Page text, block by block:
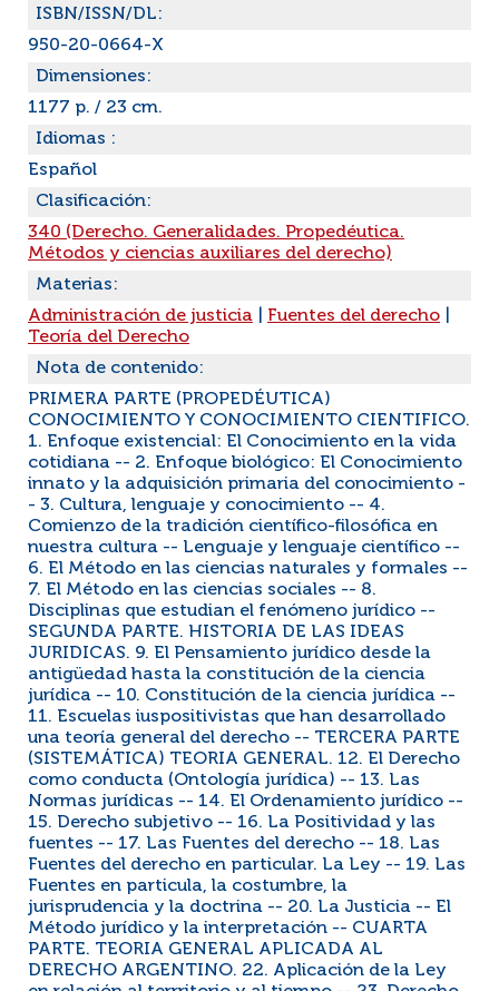
ISBN/ISSN/DL:
950-20-0664-X
Dimensiones:
1177 p. / 23 cm.
Idiomas :
Español
Clasificación:
340 (Derecho. Generalidades. Propedéutica.
Métodos y ciencias auxiliares del derecho)
Materias:
Administración de justicia
Fuentes del derecho
Teoría del Derecho
Nota de contenido:
PRIMERA PARTE (PROPEDÉUTICA)
CONOCIMIENTO Y CONOCIMIENTO CIENTIFICO.
1. Enfoque existencial: El Conocimiento en la vida
cotidiana -- 2. Enfoque biológico: El Conocimiento
innato y la adquisición primaria del conocimiento -
- 3. Cultura, lenguaje y conocimiento -- 4.
Comienzo de la tradición científico-filosófica en
nuestra cultura -- Lenguaje y lenguaje científico --
6. El Método en las ciencias naturales y formales --
7. El Método en las ciencias sociales -- 8.
Disciplinas que estudian el fenómeno jurídico --
SEGUNDA PARTE. HISTORIA DE LAS IDEAS
JURIDICAS. 9. El Pensamiento jurídico desde la
antigüedad hasta la constitución de la ciencia
jurídica -- 10. Constitución de la ciencia jurídica --
11. Escuelas iuspositivistas que han desarrollado
una teoría general del derecho -- TERCERA PARTE
(SISTEMÁTICA) TEORIA GENERAL. 12. El Derecho
como conducta (Ontología jurídica) -- 13. Las
Normas jurídicas -- 14. El Ordenamiento jurídico --
15. Derecho subjetivo -- 16. La Positividad y las
fuentes -- 17. Las Fuentes del derecho -- 18. Las
Fuentes del derecho en particular. La Ley -- 19. Las
Fuentes en particula, la costumbre, la
jurisprudencia y la doctrina -- 20. La Justicia -- El
Método jurídico y la interpretación -- CUARTA
PARTE. TEORIA GENERAL APLICADA AL
DERECHO ARGENTINO. 22. Aplicación de la Ley